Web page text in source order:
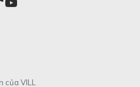
của VILL